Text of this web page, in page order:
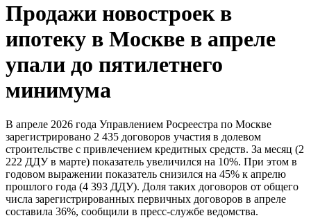
Продажи новостроек в
ипотеку в Москве в апреле
упали до пятилетнего
минимума
В апреле 2026 года Управлением Росреестра по Москве
зарегистрировано 2 435 договоров участия в долевом
строительстве с привлечением кредитных средств. За месяц (2
222 ДДУ в марте) показатель увеличился на 10%. При этом в
годовом выражении показатель снизился на 45% к апрелю
прошлого года (4 393 ДДУ). Доля таких договоров от общего
числа зарегистрированных первичных договоров в апреле
составила 36%, сообщили в пресс-службе ведомства.